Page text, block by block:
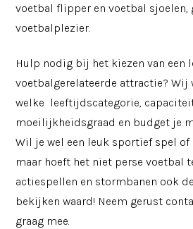
voetbal flipper en voetbal sjoelen,
voetbalplezier.
Hulp nodig bij het kiezen van een
voetbalgerelateerde attractie? Wij
welke leeftijdscategorie,
moeilijkheidsgraad en budget je
Wil je wel een leuk sportief spel
maar hoeft het niet perse voetbal
actiespellen en stormbanen ook
bekijken waard! Neem gerust
graag mee.